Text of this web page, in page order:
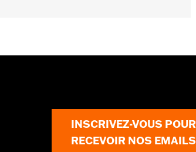
INSCRIVEZ-VOUS POUR
RECEVOIR NOS EMAILS